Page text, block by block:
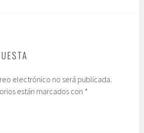
electrónico no será publicada.
están marcados con *